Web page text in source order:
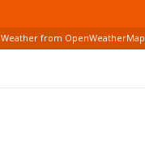
Weather from OpenWeatherMap